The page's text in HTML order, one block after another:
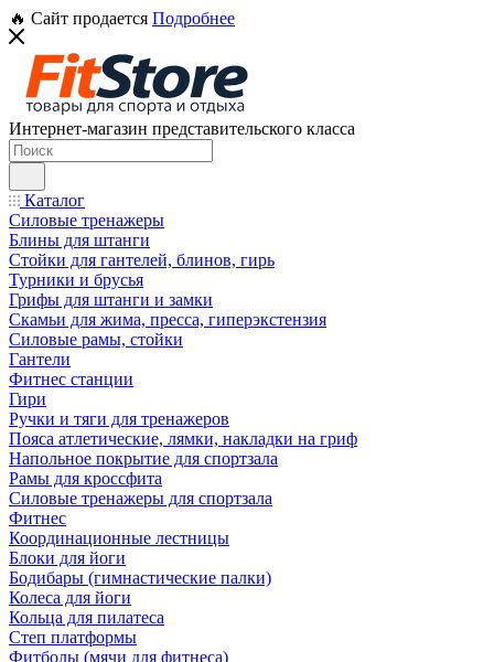
🔥 Сайт продается Подробнее
Интернет-магазин представительского класса
Каталог
Силовые тренажеры
Блины для штанги
Стойки для гантелей, блинов, гирь
Турники и брусья
Грифы для штанги и замки
Скамьи для жима, пресса, гиперэкстензия
Силовые рамы, стойки
Гантели
Фитнес станции
Гири
Ручки и тяги для тренажеров
Пояса атлетические, лямки, накладки на гриф
Напольное покрытие для спортзала
Рамы для кроссфита
Силовые тренажеры для спортзала
Фитнес
Координационные лестницы
Блоки для йоги
Бодибары (гимнастические палки)
Колеса для йоги
Кольца для пилатеса
Степ платформы
Фитболы (мячи для фитнеса)